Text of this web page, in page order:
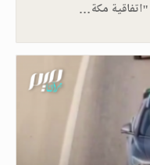
"اتفاقية مكة…